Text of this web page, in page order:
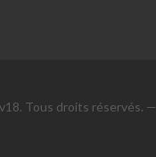
Tous droits réservés. —